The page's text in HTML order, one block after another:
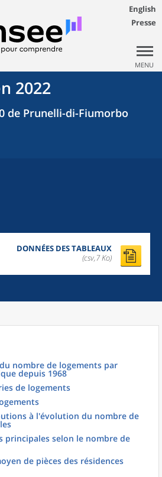
English
Presse
MENU
2022
de Prunelli-di-Fiumorbo
DONNÉES DES TABLEAUX
(csv,7 Ko)
nombre de logements par
depuis 1968
de logements
à l'évolution du nombre de
principales selon le nombre de
de pièces des résidences